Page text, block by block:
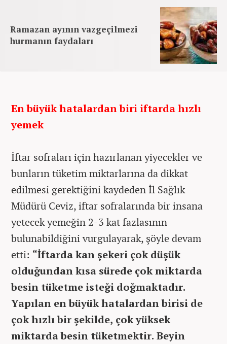
Ramazan ayının vazgeçilmezi
hurmanın faydaları
En büyük hatalardan biri iftarda hızlı
yemek
İftar sofraları için hazırlanan yiyecekler ve
bunların tüketim miktarlarına da dikkat
edilmesi gerektiğini kaydeden İl Sağlık
Müdürü Ceviz, iftar sofralarında bir insana
yetecek yemeğin 2-3 kat fazlasının
bulunabildiğini vurgulayarak, şöyle devam
etti: “İftarda kan şekeri çok düşük
olduğundan kısa sürede çok miktarda
besin tüketme isteği doğmaktadır.
Yapılan en büyük hatalardan birisi de
çok hızlı bir şekilde, çok yüksek
miktarda besin tüketmektir. Beyin